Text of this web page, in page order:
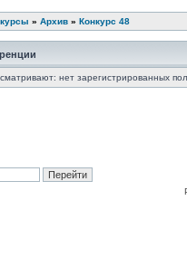
» Архив » Конкурс 48
нет зарегистрированных